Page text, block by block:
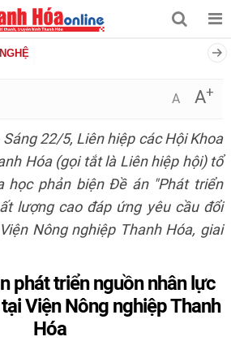
A A+
22/5, Liên hiệp các Hội Khoa
Hóa (gọi tắt là Liên hiệp hội) tổ
học phản biện Đề án "Phát triển
lượng cao đáp ứng yêu cầu đổi
Nông nghiệp Thanh Hóa, giai
phát triển nguồn nhân lực
Viện Nông nghiệp Thanh
Hóa